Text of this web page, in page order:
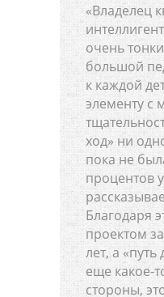
«Владелец
очень
большой
к каждой
элементу с
ход» ни
пока не
процентов
Благодаря
проектом
лет, а
еще какое-
стороны,